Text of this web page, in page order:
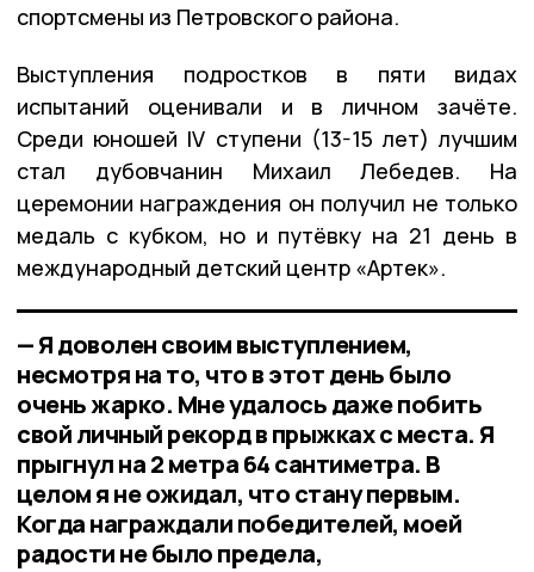
спортсмены из Петровского района.
Выступления подростков в пяти видах
испытаний оценивали и в личном зачёте.
Среди юношей IV ступени (13-15 лет) лучшим
стал дубовчанин Михаил Лебедев. На
церемонии награждения он получил не только
медаль с кубком, но и путёвку на 21 день в
международный детский центр «Артек».
— Я доволен своим выступлением,
несмотря на то, что в этот день было
очень жарко. Мне удалось даже побить
свой личный рекорд в прыжках с места. Я
прыгнул на 2 метра 64 сантиметра. В
целом я не ожидал, что стану первым.
Когда награждали победителей, моей
радости не было предела,